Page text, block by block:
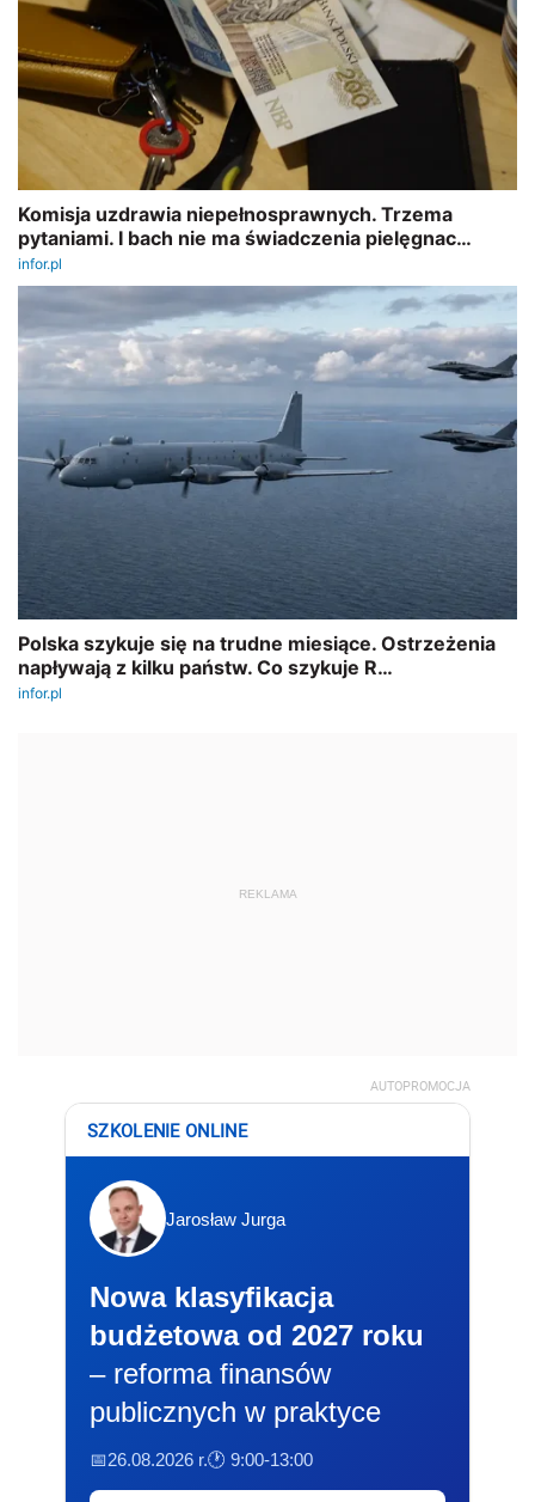
REKLAMA
AUTOPROMOCJA
SZKOLENIE ONLINE
Jarosław Jurga
Nowa klasyfikacja
budżetowa od 2027 roku
– reforma finansów
publicznych w praktyce
📅26.08.2026 r.🕐 9:00-13:00